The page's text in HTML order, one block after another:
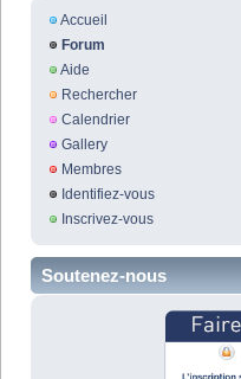
Accueil
Forum
Aide
Rechercher
Calendrier
Gallery
Membres
Identifiez-vous
Inscrivez-vous
Soutenez-nous